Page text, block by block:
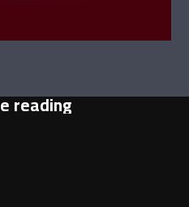
reading